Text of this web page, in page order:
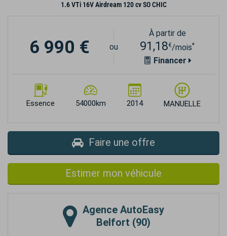
1.6 VTi 16V Airdream 120 cv SO CHIC
Essence 54000km 2014 MANUELLE
6 990 € ou
À partir de
91,18€/mois*
Financer
Faire une offre
Estimer mon véhicule
Agence AutoEasy
Belfort (90)